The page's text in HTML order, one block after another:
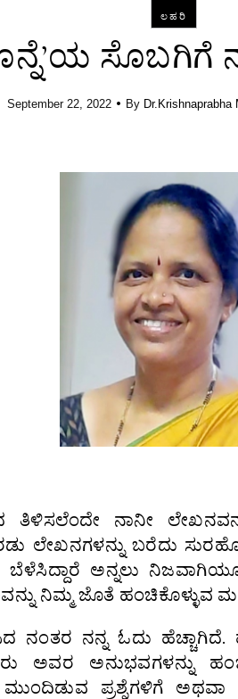
ಲಹರಿ
September 22, 2022 • By Dr.Krishnaprabha
ತಿಳಿಸಲೆಂದೇ ನಾನೀ
ಲೇಖನಗಳನ್ನು ಬರೆದು
ಬೆಳೆಸಿದ್ದಾರೆ ಅನ್ನಲು
ನಿಮ್ಮ ಜೊತೆ ಹಂಚಿಕೊಳ್ಳುವ
ನನ್ನ‌ ಓದು ಹೆಚ್ಚಾಗಿದೆ.
ಅವರ ಅನುಭವಗಳನ್ನು
ಪ್ರಶ್ನೆಗಳಿಗೆ